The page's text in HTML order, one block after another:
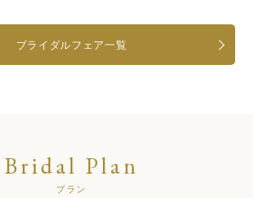
ブライダルフェア一覧
Bridal Plan
プラン